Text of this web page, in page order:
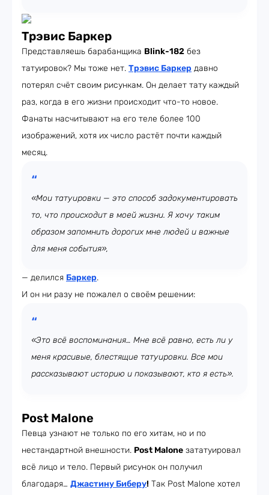
Трэвис Баркер
Представляешь барабанщика Blink-182 без
татуировок? Мы тоже нет. Трэвис Баркер давно
потерял счёт своим рисункам. Он делает тату каждый
раз, когда в его жизни происходит что-то новое.
Фанаты насчитывают на его теле более 100
изображений, хотя их число растёт почти каждый
месяц.
«Мои татуировки — это способ задокументировать
то, что происходит в моей жизни. Я хочу таким
образом запомнить дорогих мне людей и важные
для меня события»,
— делился Баркер.
И он ни разу не пожалел о своём решении:
«Это всё воспоминания… Мне всё равно, есть ли у
меня красивые, блестящие татуировки. Все мои
рассказывают историю и показывают, кто я есть».
Post Malone
Певца узнают не только по его хитам, но и по
нестандартной внешности. Post Malone зататуировал
всё лицо и тело. Первый рисунок он получил
благодаря… Джастину Биберу! Так Post Malone хотел